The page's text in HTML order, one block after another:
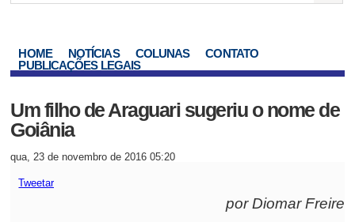
HOME NOTÍCIAS COLUNAS
CONTATO
PUBLICAÇÕES LEGAIS
Um filho de Araguari sugeriu o nome de
Goiânia
qua, 23 de novembro de 2016 05:20
Tweetar
por Diomar Freire